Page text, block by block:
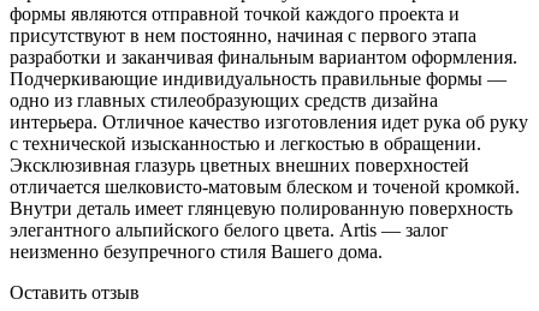
формы являются отправной точкой каждого проекта и
присутствуют в нем постоянно, начиная с первого этапа
разработки и заканчивая финальным вариантом оформления.
Подчеркивающие индивидуальность правильные формы —
одно из главных стилеобразующих средств дизайна
интерьера. Отличное качество изготовления идет рука об руку
с технической изысканностью и легкостью в обращении.
Эксклюзивная глазурь цветных внешних поверхностей
отличается шелковисто-матовым блеском и точеной кромкой.
Внутри деталь имеет глянцевую полированную поверхность
элегантного альпийского белого цвета. Artis — залог
неизменно безупречного стиля Вашего дома.
Оставить отзыв